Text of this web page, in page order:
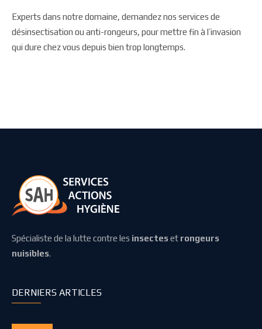
Experts dans notre domaine, demandez nos services de
désinsectisation ou anti-rongeurs, pour mettre fin à l’invasion
qui dure chez vous depuis bien trop longtemps.
Spécialiste de la lutte contre les insecteset rongeurs
nuisibles.
DERNIERS ARTICLES